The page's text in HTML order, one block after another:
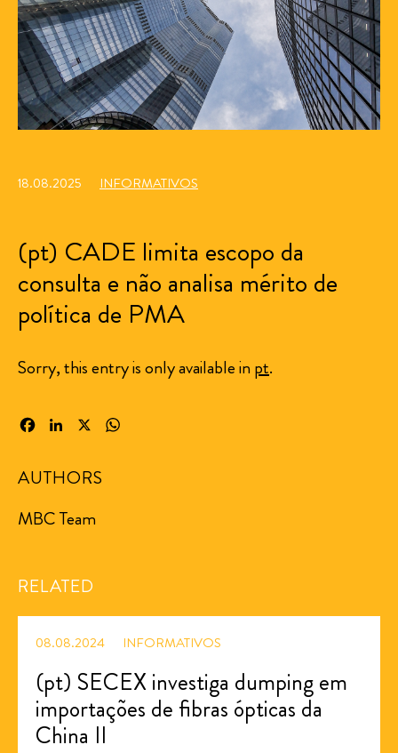
18.08.2025 INFORMATIVOS
(pt) CADE limita escopo da
consulta e não analisa mérito de
política de PMA
Sorry, this entry is only available inpt.
FacebookLinkedIn
AUTHORS
MBC Team
RELATED
08.08.2024 INFORMATIVOS
(pt) SECEX investiga dumping em
importações de fibras ópticas da
China II